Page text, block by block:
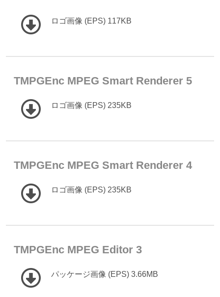
ロゴ画像 (EPS) 117KB
TMPGEnc MPEG Smart Renderer 5
ロゴ画像 (EPS) 235KB
TMPGEnc MPEG Smart Renderer 4
ロゴ画像 (EPS) 235KB
TMPGEnc MPEG Editor 3
パッケージ画像 (EPS) 3.66MB